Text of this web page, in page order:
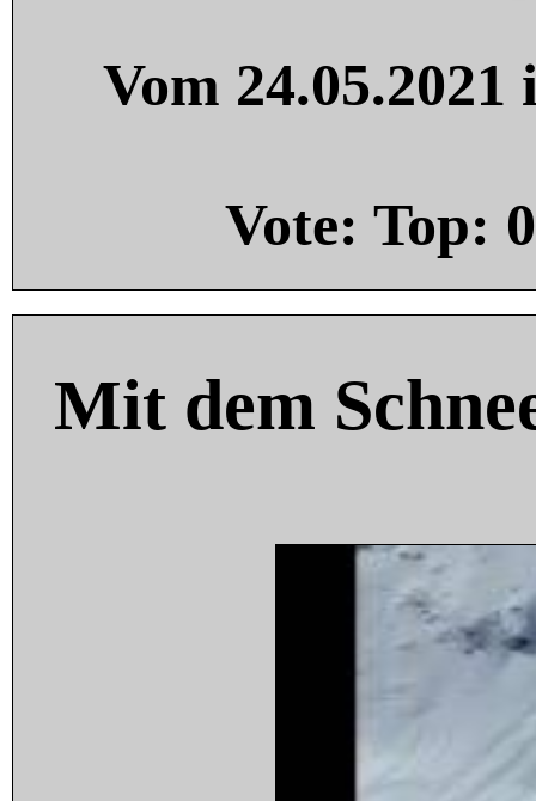
Vom
Vote: Top: 0
Mit dem